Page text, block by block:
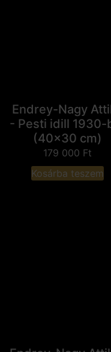
Endrey-Nagy
- Pesti idill 1930-
(40x30 cm)
179 000 Ft
Kosárba teszem